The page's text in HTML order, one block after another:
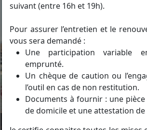
suivant (entre 16h et 19h).
Pour assurer l’entretien et le
vous sera demandé :
Une participation variable
emprunté.
Un chèque de caution ou
l’outil en cas de non restitution.
Documents à fournir : une
de domicile et une attestation